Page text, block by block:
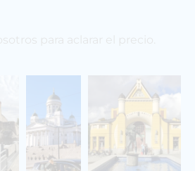
para aclarar el precio.